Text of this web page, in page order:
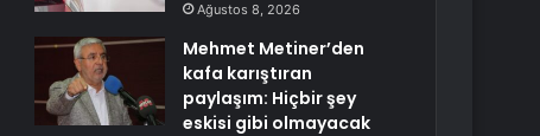
Ağustos 8, 2026
Mehmet Metiner’den
kafa karıştıran
paylaşım: Hiçbir şey
eskisi gibi olmayacak